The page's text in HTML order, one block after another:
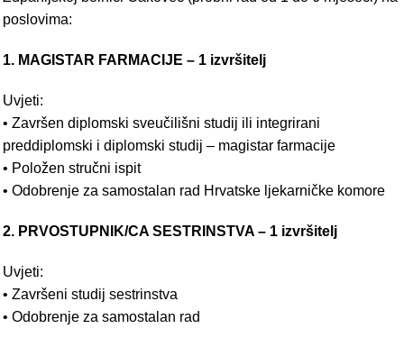
poslovima:
1. MAGISTAR FARMACIJE – 1 izvršitelj
Uvjeti:
• Završen diplomski sveučilišni studij ili integrirani
preddiplomski i diplomski studij – magistar farmacije
• Položen stručni ispit
• Odobrenje za samostalan rad Hrvatske ljekarničke komore
2. PRVOSTUPNIK/CA SESTRINSTVA – 1 izvršitelj
Uvjeti:
• Završeni studij sestrinstva
• Odobrenje za samostalan rad